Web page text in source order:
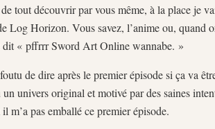
tout découvrir par vous même, à la place je
Log Horizon. Vous savez, l’anime ou, quand
dit « pffrrr Sword Art Online wannabe. »
de dire après le premier épisode si ça va
univers original et motivé par des saines
m’a pas emballé ce premier épisode.